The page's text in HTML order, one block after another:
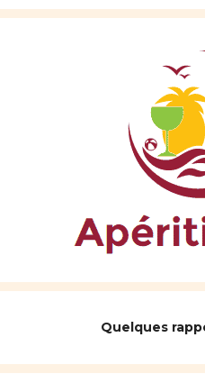
Quelques